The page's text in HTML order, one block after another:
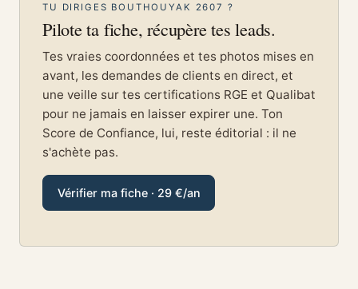
TU DIRIGES BOUTHOUYAK 2607 ?
Pilote ta fiche, récupère tes leads.
Tes vraies coordonnées et tes photos mises en
avant, les demandes de clients en direct, et
une veille sur tes certifications RGE et Qualibat
pour ne jamais en laisser expirer une. Ton
Score de Confiance, lui, reste éditorial : il ne
s'achète pas.
Vérifier ma fiche · 29 €/an